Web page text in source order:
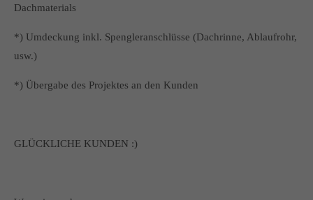
Dachmaterials
*) Umdeckung inkl. Spengleranschlüsse (Dachrinne, Ablaufrohr,
usw.)
*) Übergabe des Projektes an den Kunden
GLÜCKLICHE KUNDEN :)